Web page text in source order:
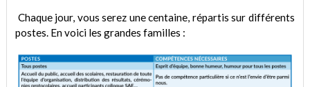
Chaque jour, vous serez une centaine, répartis sur différents
postes. En voici les grandes familles :